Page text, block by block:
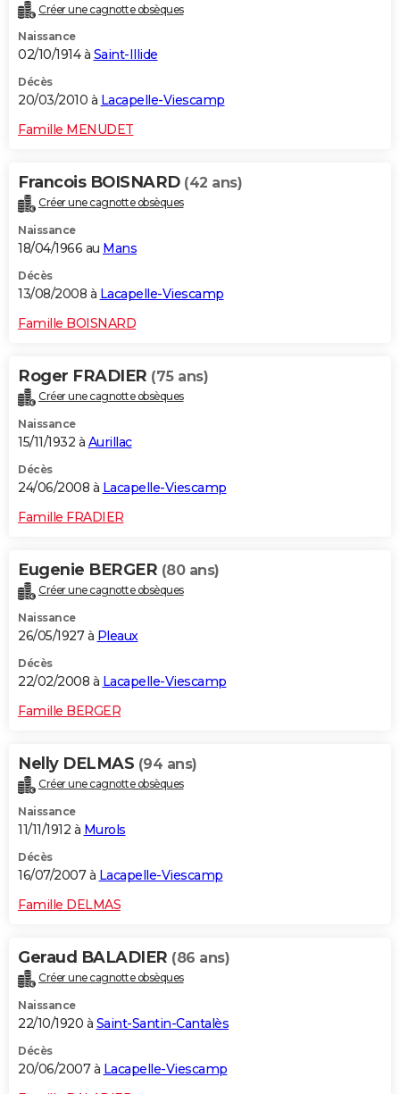
Créer une cagnotte obsèques
Naissance
02/10/1914 à Saint-Illide
Décès
20/03/2010 à Lacapelle-Viescamp
Famille MENUDET
Francois BOISNARD (42 ans)
Créer une cagnotte obsèques
Naissance
18/04/1966 au Mans
Décès
13/08/2008 à Lacapelle-Viescamp
Famille BOISNARD
Roger FRADIER (75 ans)
Créer une cagnotte obsèques
Naissance
15/11/1932 à Aurillac
Décès
24/06/2008 à Lacapelle-Viescamp
Famille FRADIER
Eugenie BERGER (80 ans)
Créer une cagnotte obsèques
Naissance
26/05/1927 à Pleaux
Décès
22/02/2008 à Lacapelle-Viescamp
Famille BERGER
Nelly DELMAS (94 ans)
Créer une cagnotte obsèques
Naissance
11/11/1912 à Murols
Décès
16/07/2007 à Lacapelle-Viescamp
Famille DELMAS
Geraud BALADIER (86 ans)
Créer une cagnotte obsèques
Naissance
22/10/1920 à Saint-Santin-Cantalès
Décès
20/06/2007 à Lacapelle-Viescamp